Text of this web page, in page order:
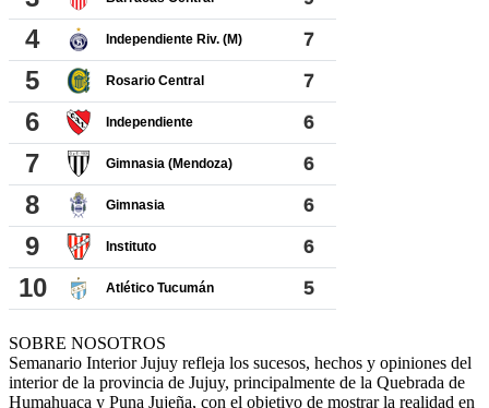
SOBRE NOSOTROS
Semanario Interior Jujuy refleja los sucesos, hechos y opiniones del
interior de la provincia de Jujuy, principalmente de la Quebrada de
Humahuaca y Puna Jujeña, con el objetivo de mostrar la realidad en